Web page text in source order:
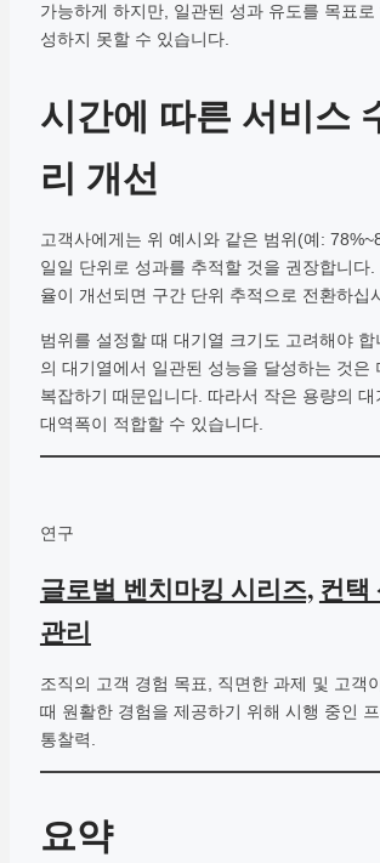
가능하게 하지만, 일관된 성과 유도를 목표
성하지 못할 수 있습니다.
시간에 따른 서비스
리 개선
고객사에게는 위 예시와 같은 범위(예:
일일 단위로 성과를 추적할 것을 권장합니다.
율이 개선되면 구간 단위 추적으로 전환하
범위를 설정할 때 대기열 크기도 고려해야
의 대기열에서 일관된 성능을 달성하는 것은
복잡하기 때문입니다. 따라서 작은 용량의
대역폭이 적합할 수 있습니다.
연구
글로벌 벤치마킹 시리즈, 컨택
관리
조직의 고객 경험 목표, 직면한 과제 및 고객
때 원활한 경험을 제공하기 위해 시행 중인
통찰력.
요약